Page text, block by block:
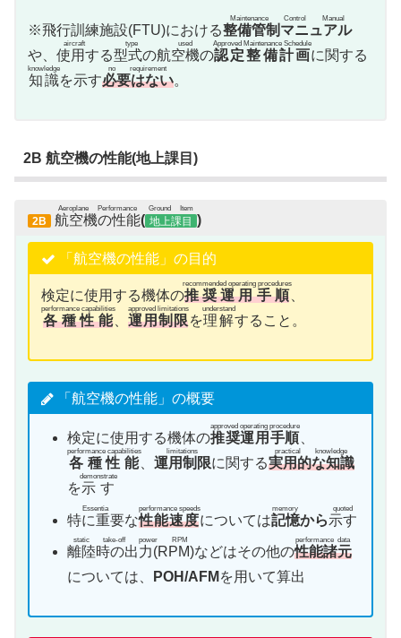
※飛行訓練施設(FTU)における整備管制マニュアル
Maintenance Control Manual
や、 使用する型式の航空機
aircraft type used
の認定整備計画
Approved Maintenance Schedule
に関する
知識
knowledge
を示す必要はない
no requirement
。
2B 航空機の性能(地上課目)
2B 航空機の性能
Aeroplane Performance
( 地上課目
Ground Item
)
「航空機の性能」の目的
検定に使用する機体の推奨運用手順
recommended operating procedures
、
各種性能
performance capabilities
、 運用制限
approved limitations
を理解
understand
すること。
「航空機の性能」の概要
検定に使用する機体の推奨運用手順
approved operating procedure
、
各種性能
performance capabilities
、 運用制限
limitations
に関する実用的な知識
practical knowledge
を示す
demonstrate
特に重要
Essentia
な性能速度
performance speeds
については記憶
memory
から示す
quoted
離陸時の出力(RPM)
static take-off power RPM
などはその他の性能諸元
performance data
については、 POH/AFM を用いて算出